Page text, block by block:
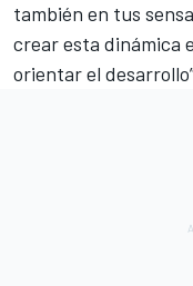
también en tus
crear esta dinámica
orientar el